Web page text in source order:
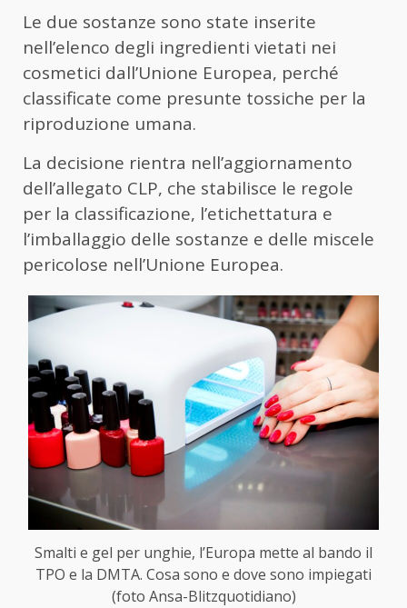
Le due sostanze sono state inserite
nell’elenco degli ingredienti vietati nei
cosmetici dall’Unione Europea, perché
classificate come presunte tossiche per la
riproduzione umana.
La decisione rientra nell’aggiornamento
dell’allegato CLP, che stabilisce le regole
per la classificazione, l’etichettatura e
l’imballaggio delle sostanze e delle miscele
pericolose nell’Unione Europea.
Smalti e gel per unghie, l’Europa mette al bando il
TPO e la DMTA. Cosa sono e dove sono impiegati
(foto Ansa-Blitzquotidiano)